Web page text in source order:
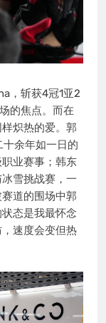
，斩获4冠1亚2
的焦点。而在
炽热的爱。郭
余年如一日的
业赛事；韩东
雪挑战赛，一
道的围场中郭
态是我最怀念
速度会变但热